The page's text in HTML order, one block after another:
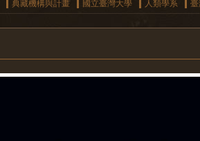
典藏機構與計畫 國立臺灣大學 人類學系